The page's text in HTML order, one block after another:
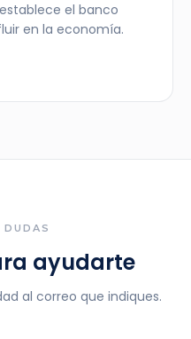
el banco
en la economía.
ayudarte
al correo que indiques.